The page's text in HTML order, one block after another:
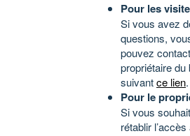
Pour les
Si vous avez
questions,
pouvez
propriétaire du
suivantce lien.
Pour le
Si vous
rétablir